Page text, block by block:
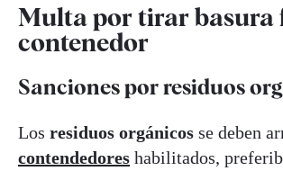
Multa por tirar basura
contenedor
Sanciones por residuos
Los residuos orgánicos se deben
contendedores habilitados,